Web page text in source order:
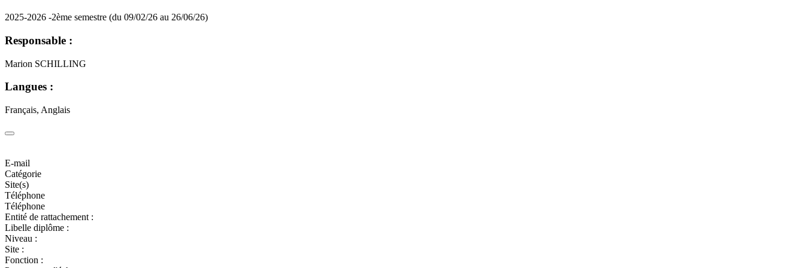
2025-2026 -2ème semestre (du 09/02/26 au 26/06/26)
Responsable :
Marion SCHILLING
Langues :
Français, Anglais
E-mail
Catégorie
Site(s)
Téléphone
Téléphone
Entité de rattachement :
Libelle diplôme :
Niveau :
Site :
Fonction :